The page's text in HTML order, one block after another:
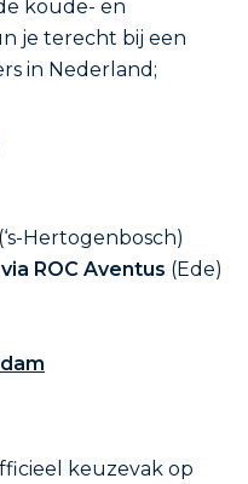
koude- en
je terecht bij een
in Nederland;
(‘s-Hertogenbosch)
ROC Aventus (Ede)
keuzevak op